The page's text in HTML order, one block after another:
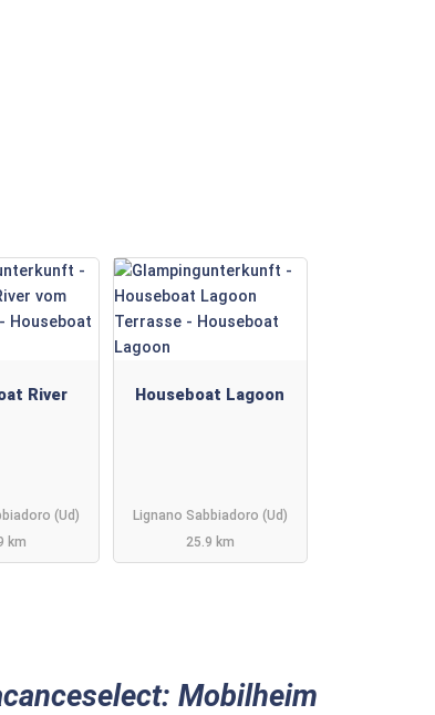
River
(Ud)
km
Houseboat Lagoon
Lignano Sabbiadoro (Ud)
25.9 km
Mobilheim